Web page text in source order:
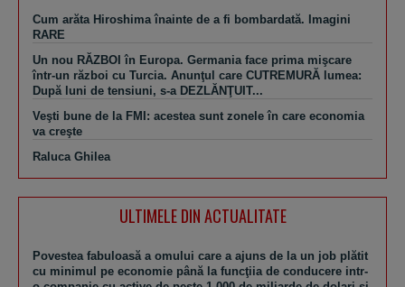
Cum arăta Hiroshima înainte de a fi bombardată. Imagini
RARE
Un nou RĂZBOI în Europa. Germania face prima mişcare
într-un război cu Turcia. Anunţul care CUTREMURĂ lumea:
După luni de tensiuni, s-a DEZLĂNŢUIT...
Veşti bune de la FMI: acestea sunt zonele în care economia
va creşte
Raluca Ghilea
ULTIMELE DIN ACTUALITATE
Povestea fabuloasă a omului care a ajuns de la un job plătit
cu minimul pe economie până la funcţiia de conducere intr-